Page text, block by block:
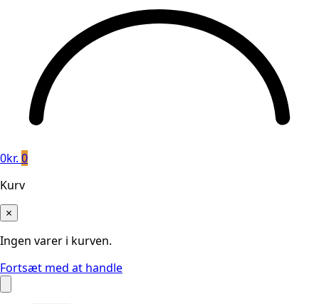
0kr. 0
Kurv
×
Ingen varer i kurven.
Fortsæt med at handle